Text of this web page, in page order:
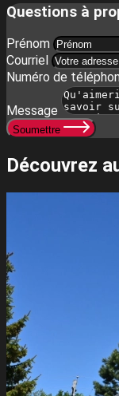
Questions à
Prénom
Courriel
Numéro de
Message
Soumettre
Découvrez